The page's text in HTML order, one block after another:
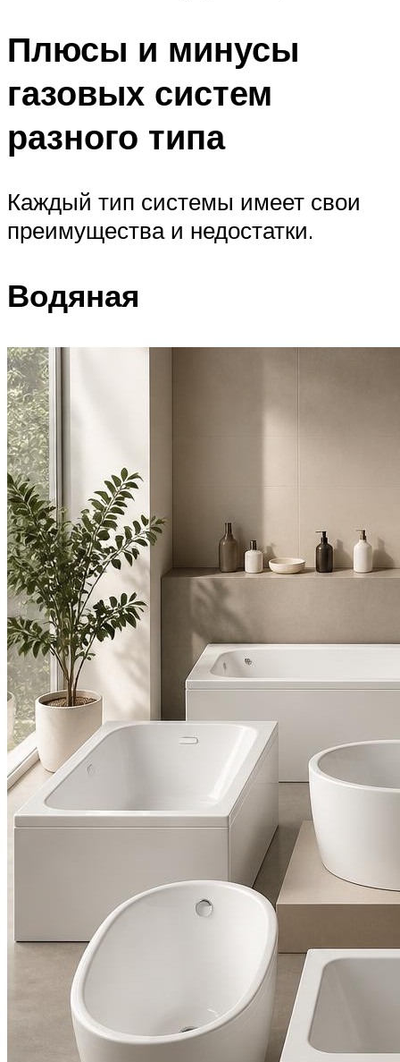
Плюсы и минусы
газовых систем
разного типа
Каждый тип системы имеет свои
преимущества и недостатки.
Водяная